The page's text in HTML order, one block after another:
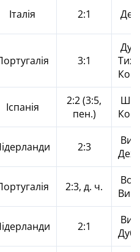
Італія 2:1
3:1
Іспанія
2:2 (3:5,
пен.)
2:3
2:3, д. ч.
2:1